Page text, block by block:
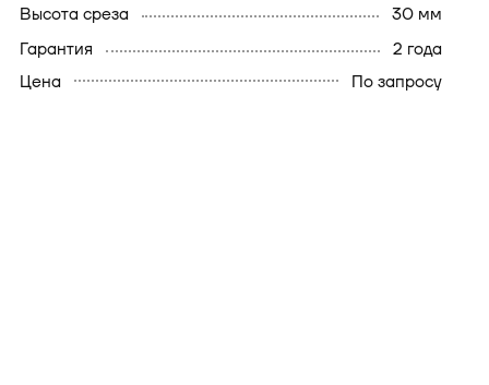
высота среза
30 мм
гарантия
2 года
Цена
По запросу